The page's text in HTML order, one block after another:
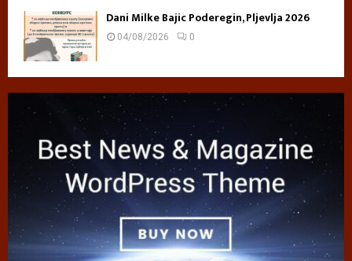
Dani Milke Bajic Poderegin, Pljevlja 2026
04/08/2026 0